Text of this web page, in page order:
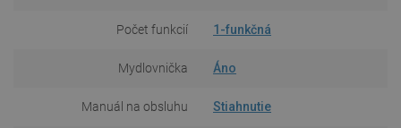
Počet funkcií 1-funkčná
Mydlovnička Áno
Manuál na obsluhu Stiahnutie